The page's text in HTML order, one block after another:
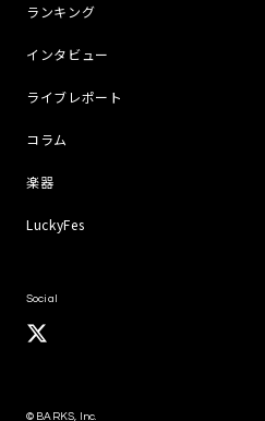
ランキング
インタビュー
ライブレポート
コラム
楽器
LuckyFes
Social
© BARKS, Inc.